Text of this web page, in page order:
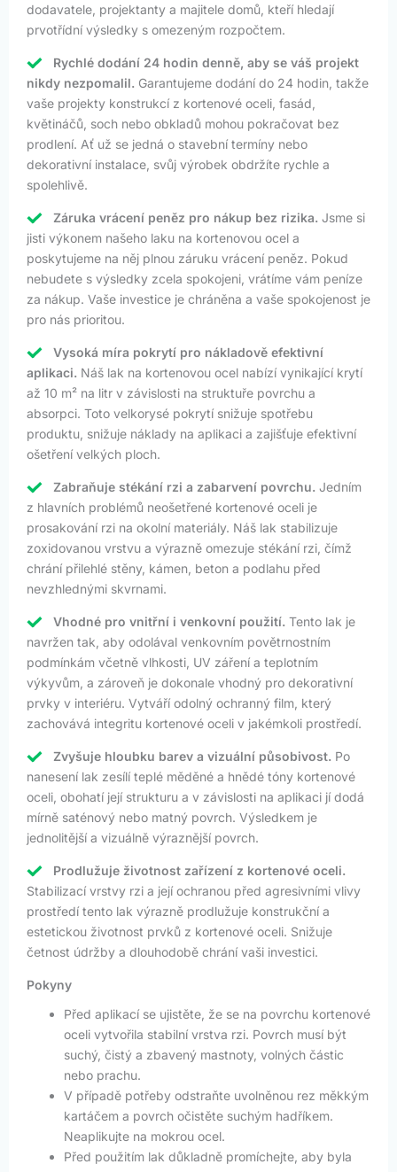
dodavatele, projektanty a majitele domů, kteří hledají
prvotřídní výsledky s omezeným rozpočtem.
Rychlé dodání 24 hodin denně, aby se váš projekt
nikdy nezpomalil. Garantujeme dodání do 24 hodin, takže
vaše projekty konstrukcí z kortenové oceli, fasád,
květináčů, soch nebo obkladů mohou pokračovat bez
prodlení. Ať už se jedná o stavební termíny nebo
dekorativní instalace, svůj výrobek obdržíte rychle a
spolehlivě.
Záruka vrácení peněz pro nákup bez rizika. Jsme si
jisti výkonem našeho laku na kortenovou ocel a
poskytujeme na něj plnou záruku vrácení peněz. Pokud
nebudete s výsledky zcela spokojeni, vrátíme vám peníze
za nákup. Vaše investice je chráněna a vaše spokojenost je
pro nás prioritou.
Vysoká míra pokrytí pro nákladově efektivní
aplikaci. Náš lak na kortenovou ocel nabízí vynikající krytí
až 10 m² na litr v závislosti na struktuře povrchu a
absorpci. Toto velkorysé pokrytí snižuje spotřebu
produktu, snižuje náklady na aplikaci a zajišťuje efektivní
ošetření velkých ploch.
Zabraňuje stékání rzi a zabarvení povrchu. Jedním
z hlavních problémů neošetřené kortenové oceli je
prosakování rzi na okolní materiály. Náš lak stabilizuje
zoxidovanou vrstvu a výrazně omezuje stékání rzi, čímž
chrání přilehlé stěny, kámen, beton a podlahu před
nevzhlednými skvrnami.
Vhodné pro vnitřní i venkovní použití. Tento lak je
navržen tak, aby odolával venkovním povětrnostním
podmínkám včetně vlhkosti, UV záření a teplotním
výkyvům, a zároveň je dokonale vhodný pro dekorativní
prvky v interiéru. Vytváří odolný ochranný film, který
zachovává integritu kortenové oceli v jakémkoli prostředí.
Zvyšuje hloubku barev a vizuální působivost. Po
nanesení lak zesílí teplé měděné a hnědé tóny kortenové
oceli, obohatí její strukturu a v závislosti na aplikaci jí dodá
mírně saténový nebo matný povrch. Výsledkem je
jednolitější a vizuálně výraznější povrch.
Prodlužuje životnost zařízení z kortenové oceli.
Stabilizací vrstvy rzi a její ochranou před agresivními vlivy
prostředí tento lak výrazně prodlužuje konstrukční a
estetickou životnost prvků z kortenové oceli. Snižuje
četnost údržby a dlouhodobě chrání vaši investici.
Pokyny
Před aplikací se ujistěte, že se na povrchu kortenové
oceli vytvořila stabilní vrstva rzi. Povrch musí být
suchý, čistý a zbavený mastnoty, volných částic
nebo prachu.
V případě potřeby odstraňte uvolněnou rez měkkým
kartáčem a povrch očistěte suchým hadříkem.
Neaplikujte na mokrou ocel.
Před použitím lak důkladně promíchejte, aby byla